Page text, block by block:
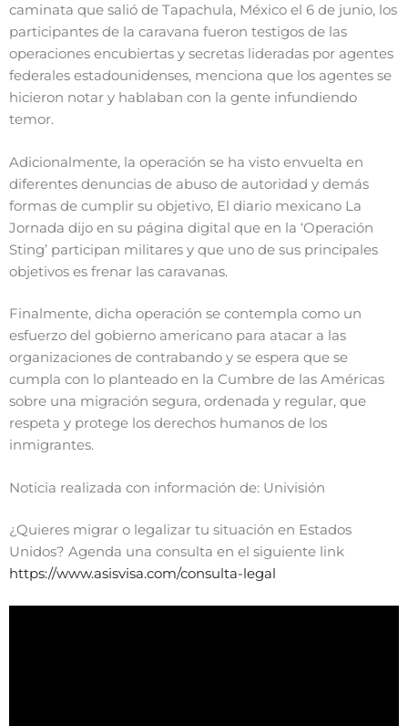
caminata que salió de Tapachula, México el 6 de junio, los
participantes de la caravana fueron testigos de las
operaciones encubiertas y secretas lideradas por agentes
federales estadounidenses, menciona que los agentes se
hicieron notar y hablaban con la gente infundiendo
temor.
Adicionalmente, la operación se ha visto envuelta en
diferentes denuncias de abuso de autoridad y demás
formas de cumplir su objetivo, El diario mexicano La
Jornada dijo en su página digital que en la ‘Operación
Sting’ participan militares y que uno de sus principales
objetivos es frenar las caravanas.
Finalmente, dicha operación se contempla como un
esfuerzo del gobierno americano para atacar a las
organizaciones de contrabando y se espera que se
cumpla con lo planteado en la Cumbre de las Américas
sobre una migración segura, ordenada y regular, que
respeta y protege los derechos humanos de los
inmigrantes.
Noticia realizada con información de: Univisión
¿Quieres migrar o legalizar tu situación en Estados
Unidos? Agenda una consulta en el siguiente link
https://www.asisvisa.com/consulta-legal